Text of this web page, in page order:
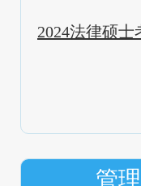
2024法律硕
管